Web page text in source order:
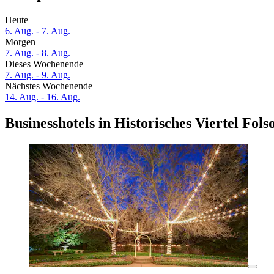
Heute
6. Aug. - 7. Aug.
Morgen
7. Aug. - 8. Aug.
Dieses Wochenende
7. Aug. - 9. Aug.
Nächstes Wochenende
14. Aug. - 16. Aug.
Businesshotels in Historisches Viertel